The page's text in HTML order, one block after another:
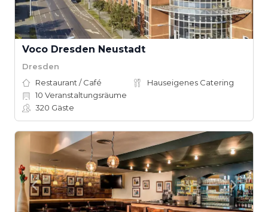
Voco Dresden Neustadt
Dresden
Restaurant / Café
Hauseigenes Catering
10 Veranstaltungsräume
320 Gäste